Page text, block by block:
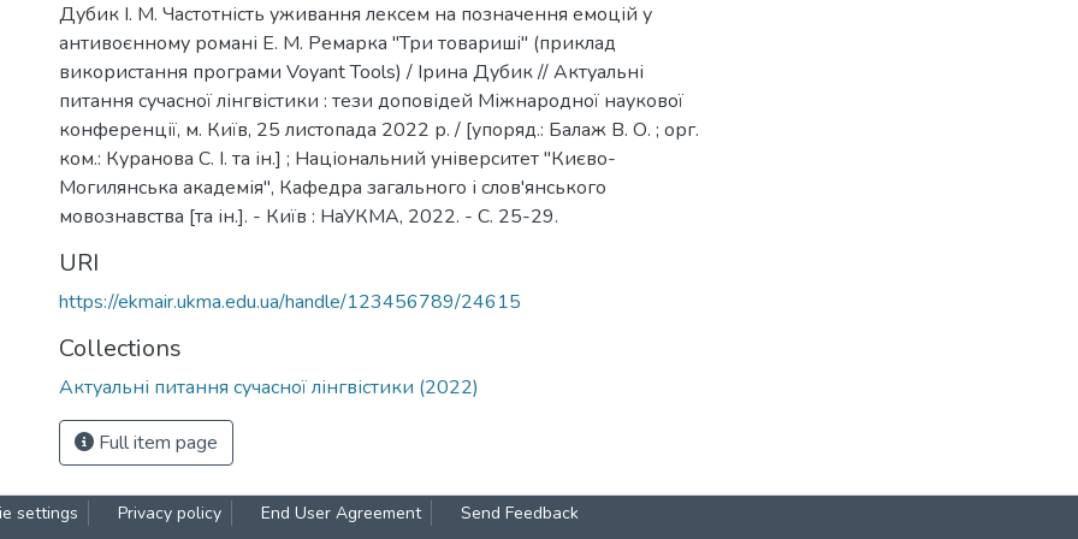
Дубик І. М. Частотність уживання лексем на позначення емоцій у
антивоєнному романі Е. М. Ремарка "Три товариші" (приклад
використання програми Voyant Tools) / Ірина Дубик // Актуальні
питання сучасної лінгвістики : тези доповідей Міжнародної наукової
конференції, м. Київ, 25 листопада 2022 р. / [упоряд.: Балаж В. О. ; орг.
ком.: Куранова С. І. та ін.] ; Національний університет "Києво-
Могилянська академія", Кафедра загального і слов'янського
мовознавства [та ін.]. - Київ : НаУКМА, 2022. - С. 25-29.
URI
https://ekmair.ukma.edu.ua/handle/123456789/24615
Collections
Актуальні питання сучасної лінгвістики (2022)
Full item page
settings Privacy policy End User Agreement Send Feedback